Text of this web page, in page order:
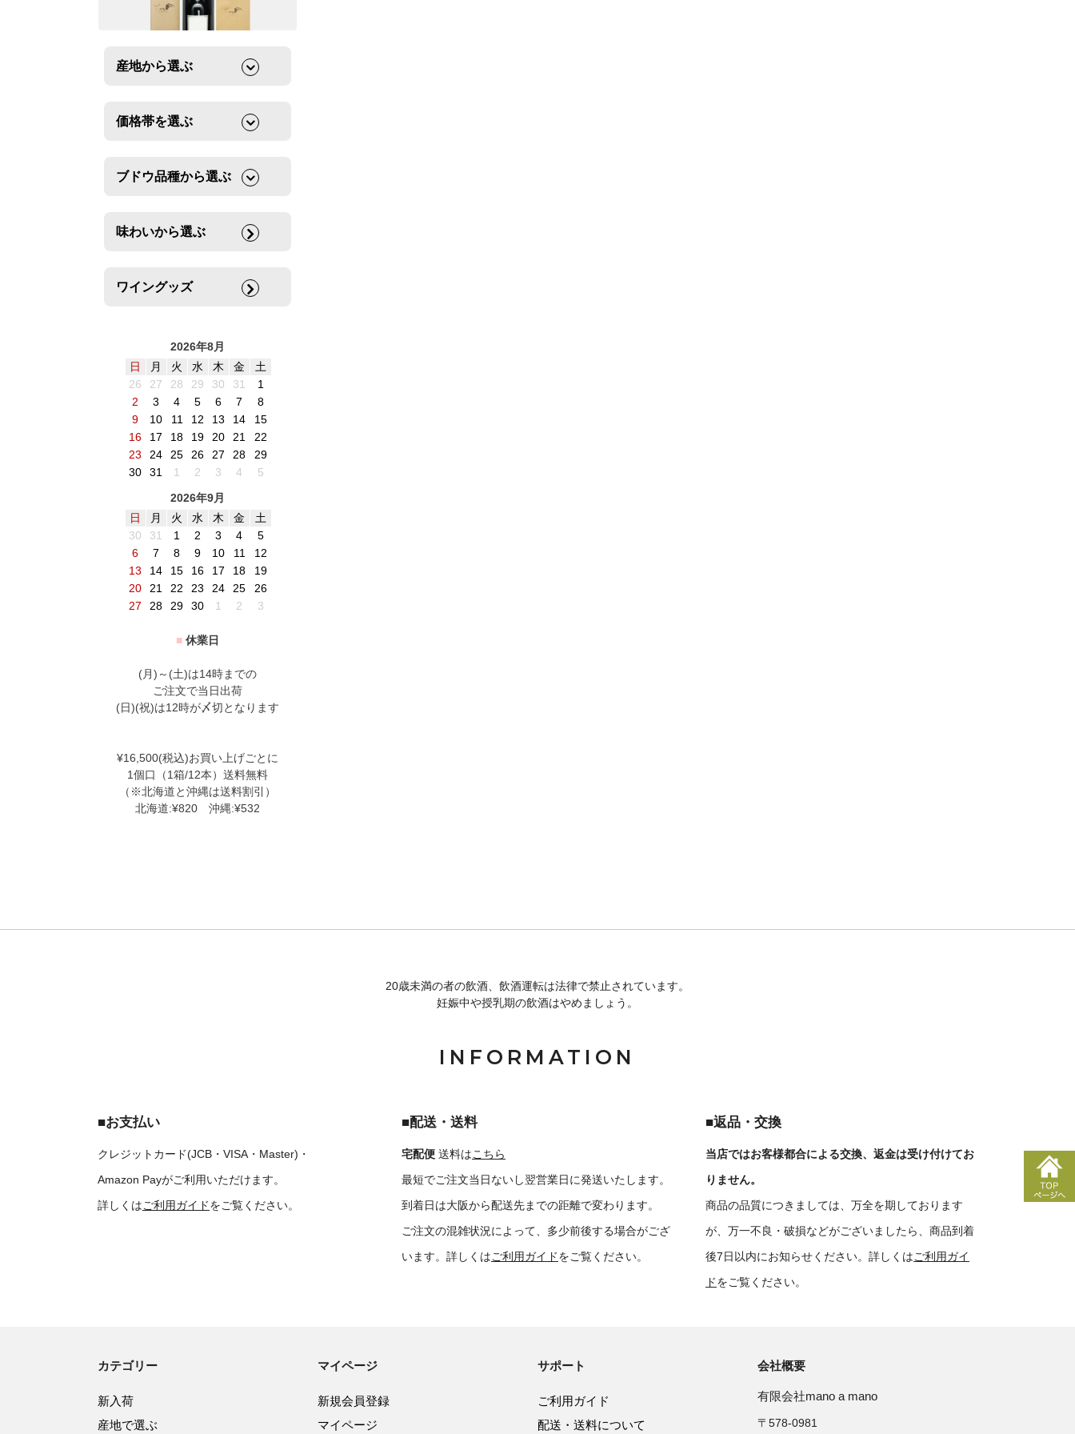
産地から選ぶ
価格帯を選ぶ
ブドウ品種から選ぶ
味わいから選ぶ
ワイングッズ
2026年8月
日
月 火 水 木 金
土
26
27 28 29 30 31
1
2
3 4 5 6 7
8
9
10 11 12 13 14
15
16
17 18 19 20 21
22
23
24 25 26 27 28
29
30
31 1 2 3 4
5
2026年9月
日
月 火 水 木 金
土
30
31 1 2 3 4
5
6
7 8 9 10 11
12
13
14 15 16 17 18
19
20
21 22 23 24 25
26
27
28 29 30 1 2 3
■ 休業日
(月)～(土)は14時までの
ご注文で当日出荷
(日)(祝)は12時が〆切となります
¥16,500(税込)お買い上げごとに
1個口（1箱/12本）送料無料
（※北海道と沖縄は送料割引）
北海道:¥820 沖縄:¥532
20歳未満の者の飲酒、飲酒運転は法律で禁止されています。
妊娠中や授乳期の飲酒はやめましょう。
INFORMATION
■お支払い
クレジットカード(JCB・VISA・Master)・
Amazon Payがご利用いただけます。
詳しくはご利用ガイドをご覧ください。
■配送・送料
宅配便 送料はこちら
最短でご注文当日ないし翌営業日に発送いたします。
到着日は大阪から配送先までの距離で変わります。
ご注文の混雑状況によって、多少前後する場合がござ
います。詳しくはご利用ガイドをご覧ください。
■返品・交換
当店ではお客様都合による交換、返金は受け付けてお
りません。
商品の品質につきましては、万全を期しております
が、万一不良・破損などがございましたら、商品到着
後7日以内にお知らせください。詳しくはご利用ガイ
ドをご覧ください。
カテゴリー
新入荷
産地で選ぶ
マイページ
新規会員登録
マイページ
サポート
ご利用ガイド
配送・送料について
会社概要
有限会社mano a mano
〒578-0981